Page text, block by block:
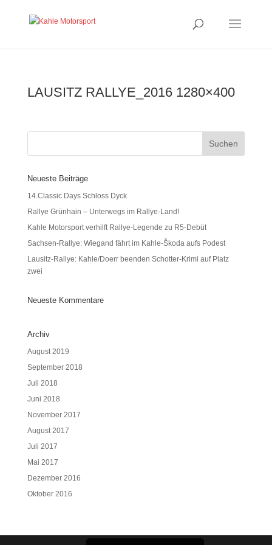
LAUSITZ RALLYE_2016 1280×400
Neueste Beiträge
14.Classic Days Schloss Dyck
Rallye Grünhain – Unterwegs im Rallye-Land!
Kahle Motorsport verhilft Rallye-Legende zu R5-Debüt
Sachsen-Rallye: Wiegand fährt im Kahle-Škoda aufs Podest
Lausitz-Rallye: Kahle/Doerr beenden Schotter-Krimi auf Platz
zwei
Neueste Kommentare
Archiv
August 2019
September 2018
Juli 2018
Juni 2018
November 2017
August 2017
Juli 2017
Mai 2017
Dezember 2016
Oktober 2016